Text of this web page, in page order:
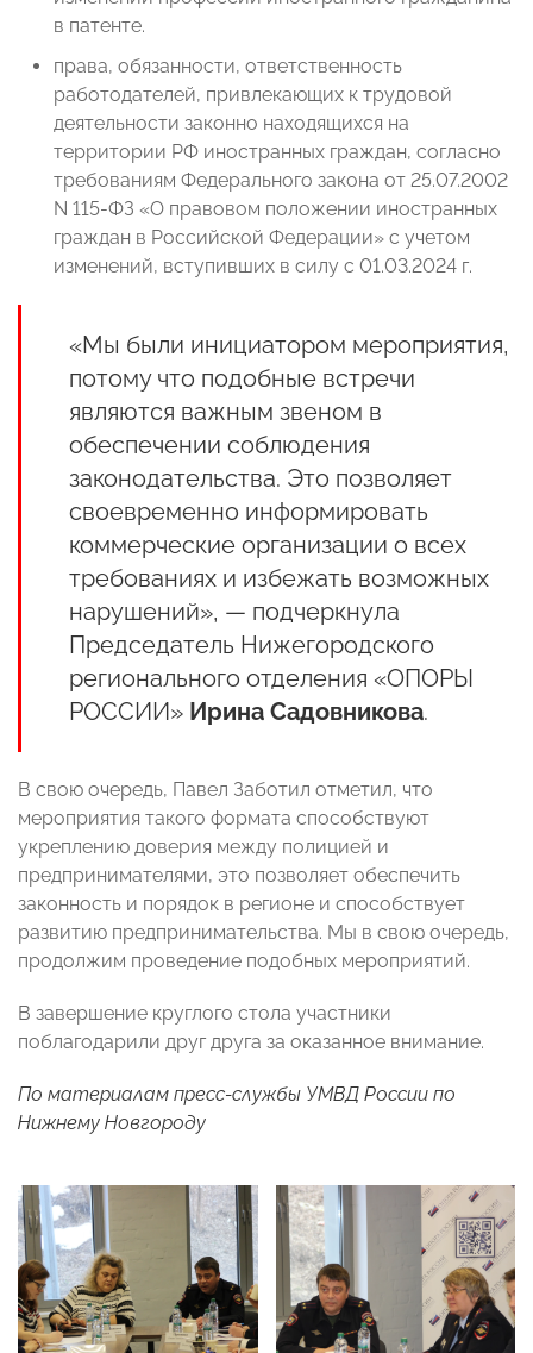
в патенте.
права, обязанности, ответственность
работодателей, привлекающих к трудовой
деятельности законно находящихся на
территории РФ иностранных граждан, согласно
требованиям Федерального закона от 25.07.2002
N 115-ФЗ «О правовом положении иностранных
граждан в Российской Федерации» с учетом
изменений, вступивших в силу с 01.03.2024 г.
«Мы были инициатором мероприятия,
потому что подобные встречи
являются важным звеном в
обеспечении соблюдения
законодательства. Это позволяет
своевременно информировать
коммерческие организации о всех
требованиях и избежать возможных
нарушений», — подчеркнула
Председатель Нижегородского
регионального отделения «ОПОРЫ
РОССИИ» Ирина Садовникова.
В свою очередь, Павел Заботил отметил, что
мероприятия такого формата способствуют
укреплению доверия между полицией и
предпринимателями, это позволяет обеспечить
законность и порядок в регионе и способствует
развитию предпринимательства. Мы в свою очередь,
продолжим проведение подобных мероприятий.
В завершение круглого стола участники
поблагодарили друг друга за оказанное внимание.
По материалам пресс-службы УМВД России по
Нижнему Новгороду